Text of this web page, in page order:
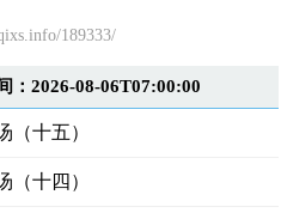
189333/
：2026-08-06T07:00:00
（十五）
（十四）